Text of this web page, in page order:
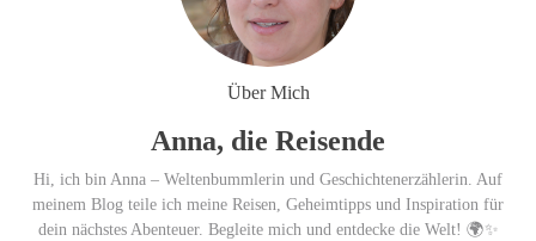
Über Mich
Anna, die Reisende
Hi, ich bin Anna – Weltenbummlerin und Geschichtenerzählerin. Auf
meinem Blog teile ich meine Reisen, Geheimtipps und Inspiration für
dein nächstes Abenteuer. Begleite mich und entdecke die Welt! 🌍✨